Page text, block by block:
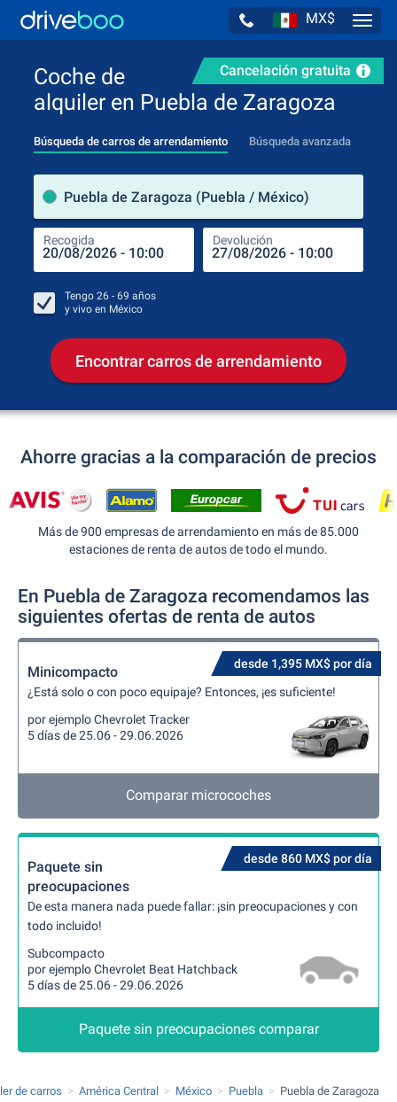
MX$
Cancelación gratuita
Coche de
alquiler en Puebla de Zaragoza
Búsqueda de carros de arrendamiento Búsqueda avanzada
Puebla de Zaragoza (Puebla / México)
Recogida Devolución
Tengo 26 - 69 años
y vivo en México
Encontrar carros de arrendamiento
Ahorre gracias a la comparación de precios
Más de 900 empresas de arrendamiento en más de 85.000
estaciones de renta de autos de todo el mundo.
En Puebla de Zaragoza recomendamos las
siguientes ofertas de renta de autos
desde 1,395 MX$ por día
Minicompacto
¿Está solo o con poco equipaje? Entonces, ¡es suficiente!
por ejemplo Chevrolet Tracker
5 días de 25.06 - 29.06.2026
Comparar microcoches
desde 860 MX$ por día
Paquete sin
preocupaciones
De esta manera nada puede fallar: ¡sin preocupaciones y con
todo incluido!
Subcompacto
por ejemplo Chevrolet Beat Hatchback
5 días de 25.06 - 29.06.2026
Paquete sin preocupaciones comparar
de carros América Central México Puebla Puebla de Zaragoza